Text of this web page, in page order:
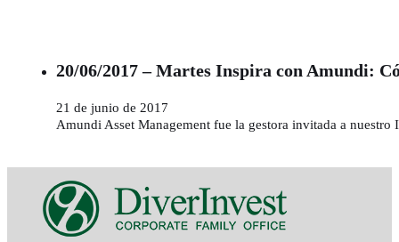
20/06/2017 – Martes Inspira con Amundi:
21 de junio de 2017
Amundi Asset Management fue la gestora invitada a